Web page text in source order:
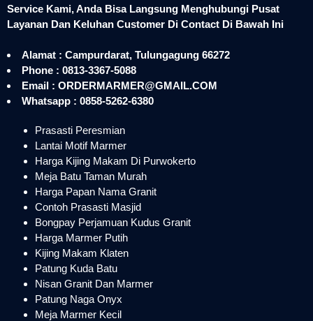
Service Kami, Anda Bisa Langsung Menghubungi Pusat
Layanan Dan Keluhan Customer Di Contact Di Bawah Ini
Alamat : Campurdarat, Tulungagung 66272
Phone : 0813-3367-5088
Email : ORDERMARMER@GMAIL.COM
Whatsapp : 0858-5262-6380
Prasasti Peresmian
Lantai Motif Marmer
Harga Kijing Makam Di Purwokerto
Meja Batu Taman Murah
Harga Papan Nama Granit
Contoh Prasasti Masjid
Bongpay Perjamuan Kudus Granit
Harga Marmer Putih
Kijing Makam Klaten
Patung Kuda Batu
Nisan Granit Dan Marmer
Patung Naga Onyx
Meja Marmer Kecil